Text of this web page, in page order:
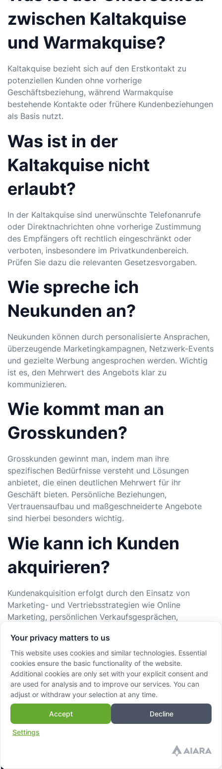
zwischen Kaltakquise
und Warmakquise?
Kaltakquise bezieht sich auf den Erstkontakt zu
potenziellen Kunden ohne vorherige
Geschäftsbeziehung, während Warmakquise
bestehende Kontakte oder frühere Kundenbeziehungen
als Basis nutzt.
Was ist in der
Kaltakquise nicht
erlaubt?
In der Kaltakquise sind unerwünschte Telefonanrufe
oder Direktnachrichten ohne vorherige Zustimmung
des Empfängers oft rechtlich eingeschränkt oder
verboten, insbesondere im Privatkundenbereich.
Prüfen Sie dazu die relevanten Gesetzesvorgaben.
Wie spreche ich
Neukunden an?
Neukunden können durch personalisierte Ansprachen,
überzeugende Marketingkampagnen, Netzwerk-Events
und gezielte Werbung angesprochen werden. Wichtig
ist es, den Mehrwert des Angebots klar zu
kommunizieren.
Wie kommt man an
Grosskunden?
Grosskunden gewinnt man, indem man ihre
spezifischen Bedürfnisse versteht und Lösungen
anbietet, die einen deutlichen Mehrwert für ihr
Geschäft bieten. Persönliche Beziehungen,
Vertrauensaufbau und maßgeschneiderte Angebote
sind hierbei besonders wichtig.
Wie kann ich Kunden
akquirieren?
Kundenakquisition erfolgt durch den Einsatz von
Marketing- und Vertriebsstrategien wie Online
Marketing, persönlichen Verkaufsgesprächen,
Empfehlungsmarketing. Wesentlich ist das Verständnis
der Zielgruppe und die Anpassung der Ansprache an
deren Bedürfnisse.
Share:
Your privacy matters to us
This website uses cookies and similar technologies. Essential
cookies ensure the basic functionality of the website.
Additional cookies are only set with your explicit consent and
are used for analysis and to improve our services. You can
adjust or withdraw your selection at any time.
Accept Decline
Settings